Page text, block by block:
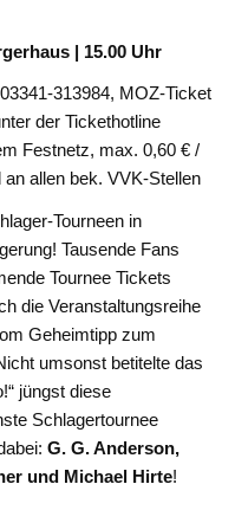
| 15.00 Uhr
313984, MOZ-Ticket
der Tickethotline
Festnetz, max. 0,60 € /
allen bek. VVK-Stellen
Tourneen in
Tausende Fans
Tournee Tickets
die Veranstaltungsreihe
Geheimtipp zum
umsonst betitelte das
jüngst diese
Schlagertournee
G. G. Anderson,
und Michael Hirte!